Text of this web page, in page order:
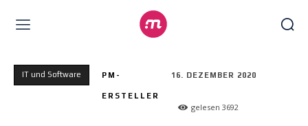
IT und Software PM-
ERSTELLER
16. DEZEMBER 2020
gelesen 3692